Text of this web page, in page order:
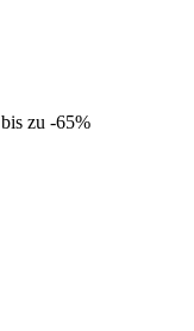
bis zu -65%